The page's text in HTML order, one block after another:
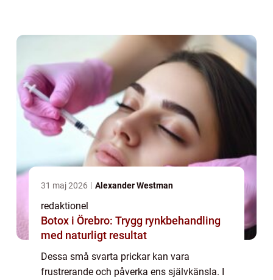
31 maj 2026 Alexander Westman
redaktionel
Botox i Örebro: Trygg rynkbehandling
med naturligt resultat
Dessa små svarta prickar kan vara
frustrerande och påverka ens självkänsla. I